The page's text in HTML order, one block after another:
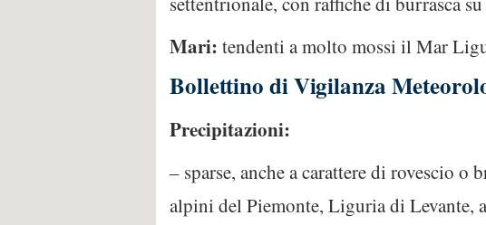
Mari: tendenti a molto mossi il Mar
Bollettino di Vigilanza
Precipitazioni:
– sparse, anche a carattere di rovescio o
alpini del Piemonte, Liguria di Levante,